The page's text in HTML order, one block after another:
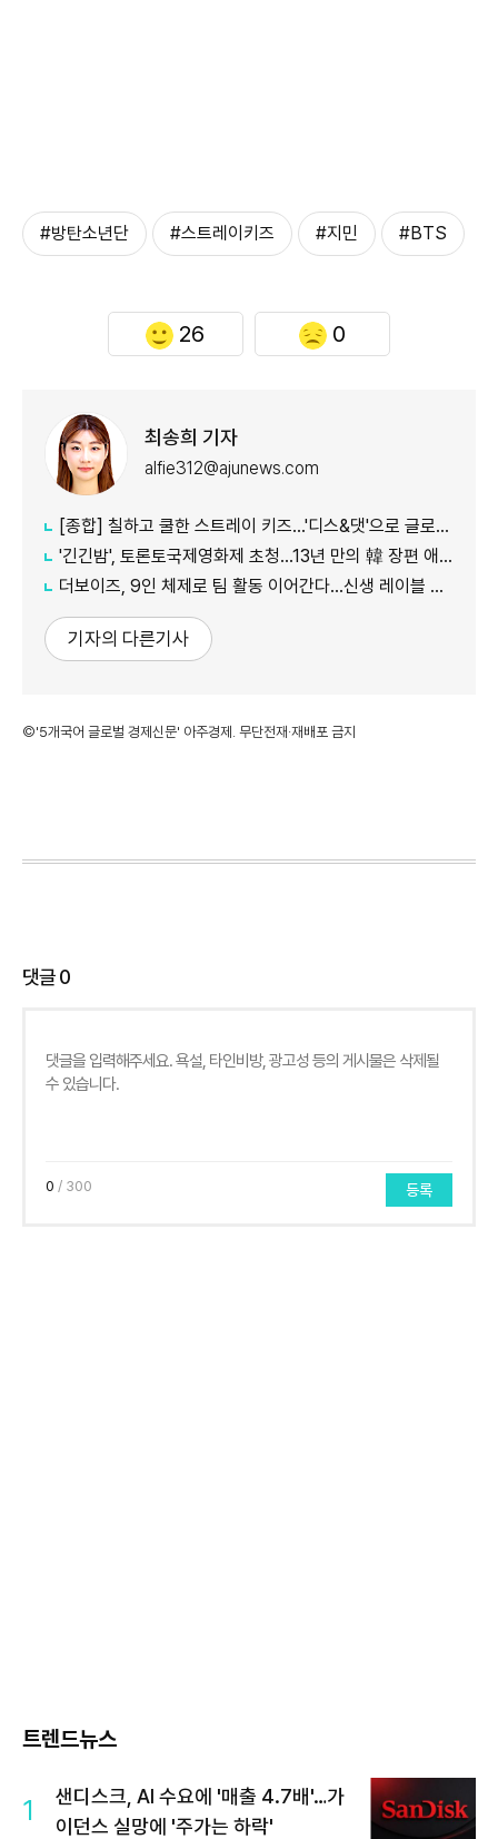
#방탄소년단 #스트레이키즈 #지민 #BTS
26 0
최송희 기자
alfie312@ajunews.com
[종합] 칠하고 쿨한 스트레이 키즈…'디스&댓'으로 글로벌 질주
'긴긴밤', 토론토국제영화제 초청…13년 만의 韓 장편 애니
더보이즈, 9인 체제로 팀 활동 이어간다…신생 레이블 계약 완료
기자의 다른기사
©'5개국어 글로벌 경제신문' 아주경제. 무단전재·재배포 금지
댓글0
0 / 300 등록
트렌드뉴스
1
샌디스크, AI 수요에 '매출 4.7배'…가
이던스 실망에 '주가는 하락'